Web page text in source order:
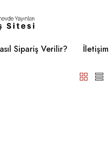
Sipariş Verilir? İletişim